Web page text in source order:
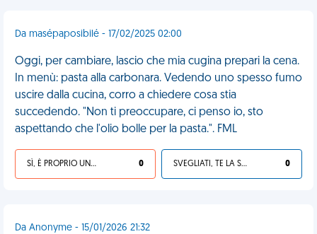
Da masépaposibilé - 17/02/2025 02:00
Oggi, per cambiare, lascio che mia cugina prepari la cena.
In menù: pasta alla carbonara. Vedendo uno spesso fumo
uscire dalla cucina, corro a chiedere cosa stia
succedendo. "Non ti preoccupare, ci penso io, sto
aspettando che l'olio bolle per la pasta.". FML
SÌ, È PROPRIO UNA VDM! 0 SVEGLIATI, TE LA SEI CERCATA! 0
Da Anonyme - 15/01/2026 21:32